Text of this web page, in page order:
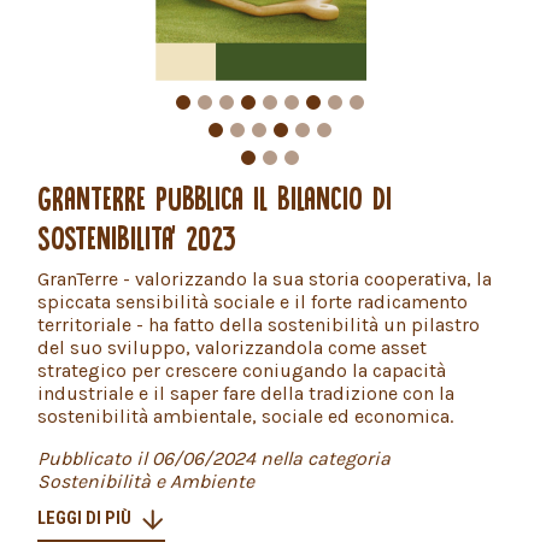
GRANTERRE PUBBLICA IL BILANCIO DI
SOSTENIBILITA' 2023
GranTerre - valorizzando la sua storia cooperativa, la
spiccata sensibilità sociale e il forte radicamento
territoriale - ha fatto della sostenibilità un pilastro
del suo sviluppo, valorizzandola come asset
strategico per crescere coniugando la capacità
industriale e il saper fare della tradizione con la
sostenibilità ambientale, sociale ed economica.
Pubblicato il 06/06/2024 nella categoria
Sostenibilità e Ambiente
LEGGI DI PIÙ